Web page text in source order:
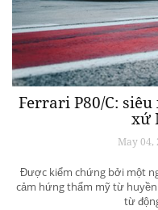
Ferrari P80/C:
xứ
May 04,
Được kiểm chứng bởi một
cảm hứng thẩm mỹ từ huyền
từ